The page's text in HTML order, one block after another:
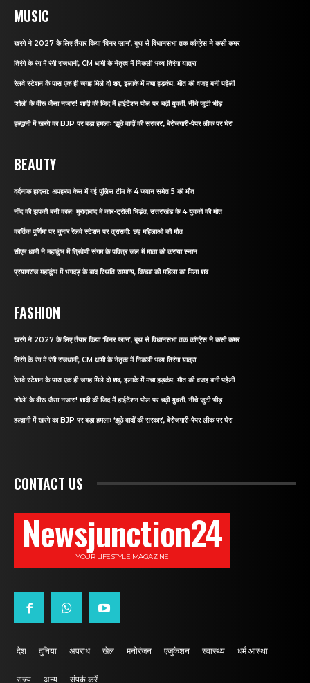
MUSIC
खरगे ने 2027 के लिए तैयार किया ‘विनर प्लान’, बूथ से विधानसभा तक कांग्रेस ने कसी कमर
तिरंगे के रंग में रंगी राजधानी, CM धामी के नेतृत्व में निकली भव्य तिरंगा यात्रा
रेलवे स्टेशन के पास एक ही जगह मिले दो शव, इलाके में मचा हड़कंप; मौत की वजह बनी पहेली
‘शोले’ के वीरू जैसा नजारा! शादी की जिद में हाईटेंशन पोल पर चढ़ी युवती, नीचे जुटी भीड़
हल्द्वानी में खरगे का BJP पर बड़ा हमलाः ‘झूठे वादों की सरकार’, बेरोजगारी-पेपर लीक पर घेरा
BEAUTY
दर्दनाक हादसा: अपहरण केस में गई पुलिस टीम के 4 जवान समेत 5 की मौत
नींद की झपकी बनी काल! मुरादाबाद में कार-ट्रॉली भिड़ंत, उत्तराखंड के 4 युवकों की मौत
कार्तिक पूर्णिमा पर चुनार रेलवे स्टेशन पर त्रासदी: छह महिलाओं की मौत
सीएम धामी ने महाकुंभ में त्रिवेणी संगम के पवित्र जल में माता को कराया स्नान
प्रयागराज महाकुंभ में भगदड़ के बाद स्थिति सामान्य, किच्छा की महिला का मिला शव
FASHION
खरगे ने 2027 के लिए तैयार किया ‘विनर प्लान’, बूथ से विधानसभा तक कांग्रेस ने कसी कमर
तिरंगे के रंग में रंगी राजधानी, CM धामी के नेतृत्व में निकली भव्य तिरंगा यात्रा
रेलवे स्टेशन के पास एक ही जगह मिले दो शव, इलाके में मचा हड़कंप; मौत की वजह बनी पहेली
‘शोले’ के वीरू जैसा नजारा! शादी की जिद में हाईटेंशन पोल पर चढ़ी युवती, नीचे जुटी भीड़
हल्द्वानी में खरगे का BJP पर बड़ा हमलाः ‘झूठे वादों की सरकार’, बेरोजगारी-पेपर लीक पर घेरा
CONTACT US
Newsjunction24
YOUR LIFESTYLE MAGAZINE
देश दुनिया अपराध खेल मनोरंजन एजुकेशन स्वास्थ्य धर्म आस्था
राज्य अन्य संपर्क करें